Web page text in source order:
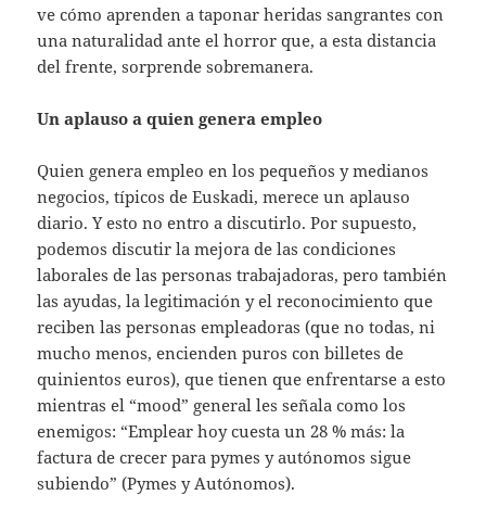
ve cómo aprenden a taponar heridas sangrantes con
una naturalidad ante el horror que, a esta distancia
del frente, sorprende sobremanera.
Un aplauso a quien genera empleo
Quien genera empleo en los pequeños y medianos
negocios, típicos de Euskadi, merece un aplauso
diario. Y esto no entro a discutirlo. Por supuesto,
podemos discutir la mejora de las condiciones
laborales de las personas trabajadoras, pero también
las ayudas, la legitimación y el reconocimiento que
reciben las personas empleadoras (que no todas, ni
mucho menos, encienden puros con billetes de
quinientos euros), que tienen que enfrentarse a esto
mientras el “mood” general les señala como los
enemigos: “Emplear hoy cuesta un 28 % más: la
factura de crecer para pymes y autónomos sigue
subiendo” (Pymes y Autónomos).